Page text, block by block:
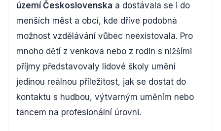
území Československa a dostávala se i do
menších měst a obcí, kde dříve podobná
možnost vzdělávání vůbec neexistovala. Pro
mnoho dětí z venkova nebo z rodin s nižšími
příjmy představovaly lidové školy umění
jedinou reálnou příležitost, jak se dostat do
kontaktu s hudbou, výtvarným uměním nebo
tancem na profesionální úrovni.